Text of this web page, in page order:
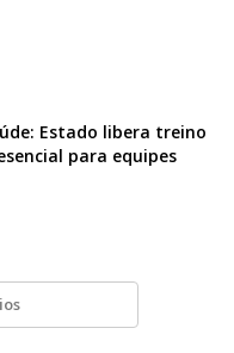
Estado libera treino
para equipes